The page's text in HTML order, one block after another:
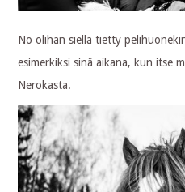
No olihan siellä tietty
esimerkiksi sinä aikana, kun itse
Nerokasta.